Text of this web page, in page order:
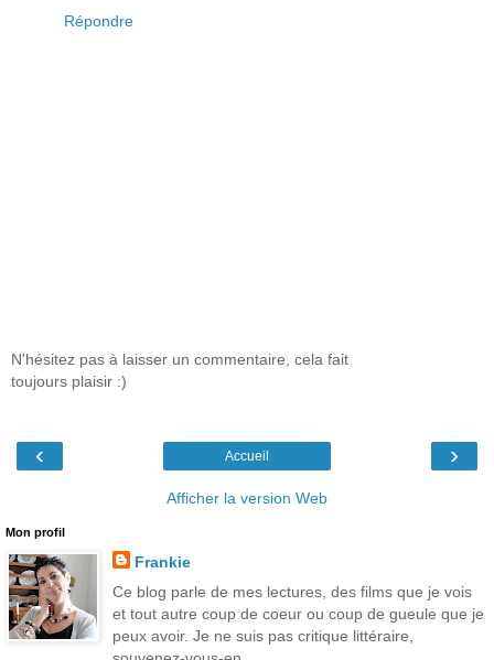
Répondre
N'hésitez pas à laisser un commentaire, cela fait
toujours plaisir :)
‹ ›
Accueil
Afficher la version Web
Mon profil
Frankie
Ce blog parle de mes lectures, des films que je vois
et tout autre coup de coeur ou coup de gueule que je
peux avoir. Je ne suis pas critique littéraire,